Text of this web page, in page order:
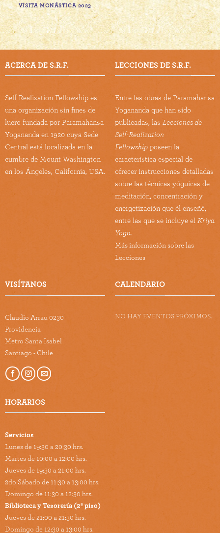
VISITA MONÁSTICA 2023
ACERCA DE S.R.F.
Self-Realization Fellowship es
una organización sin fines de
lucro fundada por Paramahansa
Yogananda en 1920 cuya Sede
Central está localizada en la
cumbre de Mount Washington
en los Ángeles, California, USA.
LECCIONES DE S.R.F.
Entre las obras de Paramahansa
Yogananda que han sido
publicadas, las Lecciones de
Self-Realization
Fellowship poseen la
característica especial de
ofrecer instrucciones detalladas
sobre las técnicas yóguicas de
meditación, concentración y
energetización que él enseñó,
entre las que se incluye el Kriya
Yoga.
Más información sobre las
Lecciones
VISÍTANOS
Claudio Arrau 0230
Providencia
Metro Santa Isabel
Santiago - Chile
HORARIOS
Servicios
Lunes de 19:30 a 20:30 hrs.
Martes de 10:00 a 12:00 hrs.
Jueves de 19:30 a 21:00 hrs.
2do Sábado de 11:30 a 13:00 hrs.
Domingo de 11:30 a 12:30 hrs.
Biblioteca y Tesorería (2º piso)
Jueves de 21:00 a 21:30 hrs.
Domingo de 12:30 a 13:00 hrs.
CALENDARIO
NO HAY EVENTOS PRÓXIMOS.